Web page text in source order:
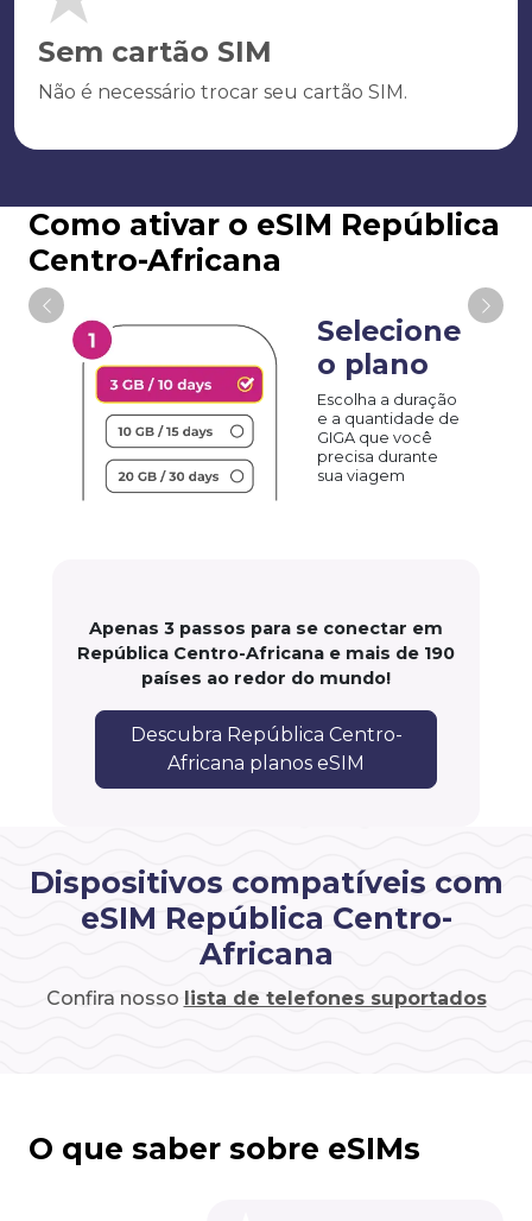
Sem cartão SIM
Não é necessário trocar seu cartão SIM.
Como ativar o eSIM República
Centro-Africana
Selecione
o plano
Escolha a duração
e a quantidade de
GIGA que você
precisa durante
sua viagem
Apenas 3 passos para se conectar em
República Centro-Africana e mais de 190
países ao redor do mundo!
Descubra República Centro-
Africana planos eSIM
Dispositivos compatíveis com
eSIM República Centro-
Africana
Confira nosso lista de telefones suportados
O que saber sobre eSIMs